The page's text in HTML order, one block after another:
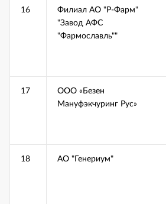
16
Филиал АО "Р-Фарм"
"Завод АФС
"Фармославль""
17
ООО «Безен
Мануфэкчуринг Рус»
18 АО "Генериум"